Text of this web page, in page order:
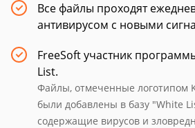
Все файлы проходят
антивирусом с новыми
FreeSoft участник
List.
Файлы, отмеченные логотипом
были добавлены в базу "White
содержащие вирусов и